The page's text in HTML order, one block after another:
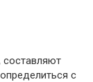
составляют
с